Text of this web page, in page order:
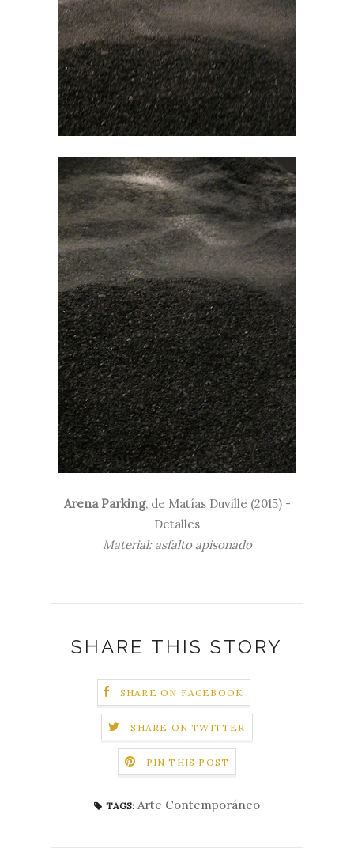
Arena Parking, de Matías Duville (2015) -
Detalles
Material: asfalto apisonado
SHARE THIS STORY
SHARE ON FACEBOOK
SHARE ON TWITTER
PIN THIS POST
TAGS: Arte Contemporáneo